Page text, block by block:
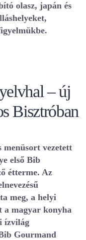
olasz, japán és
– új
Bisztróban
vezetett
első Bib
étterme. Az
meg, a helyi
a magyar konyha
ízvilág
Gourmand